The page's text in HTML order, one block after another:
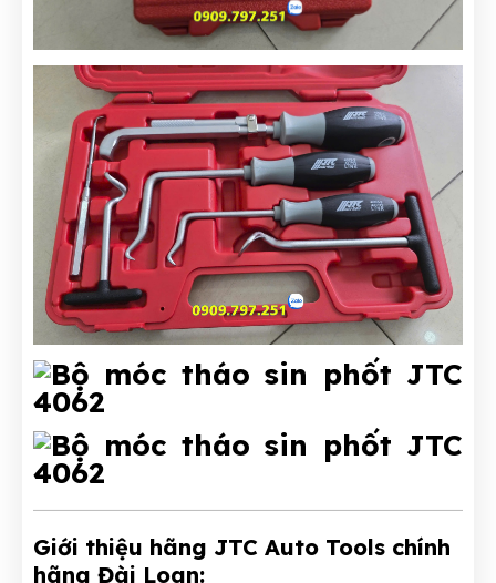
Giới thiệu hãng JTC Auto Tools chính
hãng Đài Loan: